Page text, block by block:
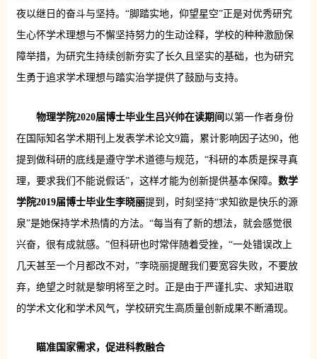
夜以继日的奋斗与坚持。“脚踏实地，仰望星空”正是对优秀研究
生心怀学术理想与不懈坚持努力的生动诠释，学校的种种激励保
障举措，为研究生持续创新夯实了长久且坚实的基础，也为研究
生勇于追求学术理想与踏实治学提供了鼓励与支持。
物理学院2020届博士毕业生吕兴帅在读期间 以第一作者身份
在国际知名学术期刊上发表学术论文9篇，累计影响因子达90，他
提到做科研的底线是遵守学术道德与规范，“科研的本质是探寻真
理，要求我们不能说假话”，这样才能为创新提供基本保障。 数学
学院2019届博士毕业生李晓丽提到，时刻坚持“求知欲是快乐的源
泉”是她保持学术热情的方法。“每当有了新的想法，就会感觉很
兴奋，很有成就感。”但科研也时常伴随着受挫，“一处错误改上
几天甚至一个月都改不对，”李晓丽提醒我们要宽容失败，不要放
弃，绝望之时就是黎明将至之时。正是由于严谨扎实、求知进取
的学术文化和学术风气，学校研究生高质量创新成果不断涌现。
瞄准国家需求，促进科教融合